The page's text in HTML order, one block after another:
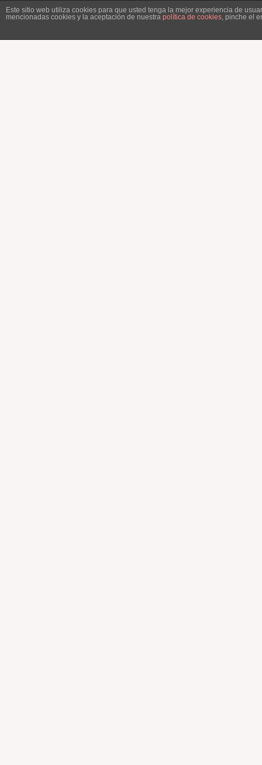
Este sitio web utiliza cookies para que usted tenga la mejor experiencia de
mencionadas cookies y la aceptación de nuestra política de cookies , pinche el